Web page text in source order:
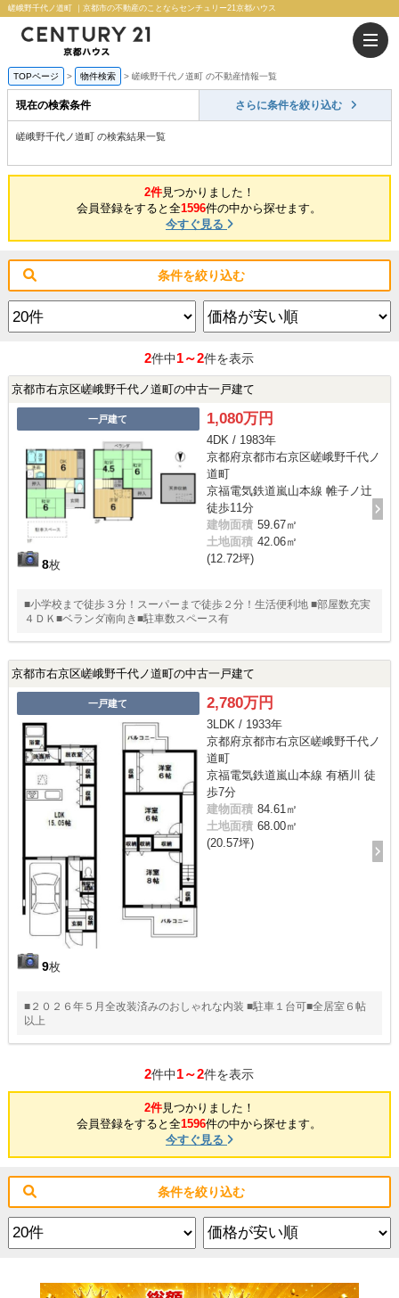
嵯峨野千代ノ道町 ｜京都市の不動産のことならセンチュリー21京都ハウス
TOPページ 物件検索 嵯峨野千代ノ道町 の不動産情報一覧
現在の検索条件 さらに条件を絞り込む
嵯峨野千代ノ道町 の検索結果一覧
2件見つかりました！
会員登録をすると全1596件の中から探せます。
今すぐ見る
条件を絞り込む
2件中1～2件を表示
京都市右京区嵯峨野千代ノ道町の中古一戸建て
一戸建て
8枚
1,080万円
4DK / 1983年
京都府京都市右京区嵯峨野千代ノ
道町
京福電気鉄道嵐山本線 帷子ノ辻
徒歩11分
建物面積 59.67㎡
土地面積 42.06㎡
(12.72坪)
■小学校まで徒歩３分！スーパーまで徒歩２分！生活便利地 ■部屋数充実
４ＤＫ■ベランダ南向き■駐車数スペース有
京都市右京区嵯峨野千代ノ道町の中古一戸建て
一戸建て
9枚
2,780万円
3LDK / 1933年
京都府京都市右京区嵯峨野千代ノ
道町
京福電気鉄道嵐山本線 有栖川 徒
歩7分
建物面積 84.61㎡
土地面積 68.00㎡
(20.57坪)
■２０２６年５月全改装済みのおしゃれな内装 ■駐車１台可■全居室６帖
以上
2件中1～2件を表示
2件見つかりました！
会員登録をすると全1596件の中から探せます。
今すぐ見る
条件を絞り込む